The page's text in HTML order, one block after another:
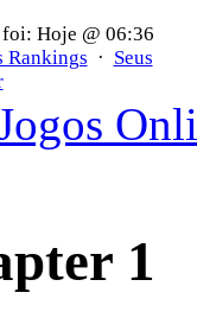
Hoje @ 06:36
Rankings · Seus
1